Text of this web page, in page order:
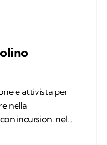
e attivista per
nella
incursioni nel
dove mi sono